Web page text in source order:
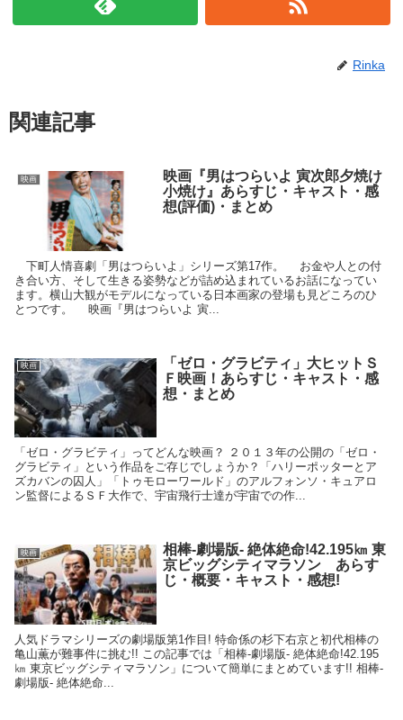
Rinka
関連記事
映画
映画『男はつらいよ 寅次郎夕焼け
小焼け』あらすじ・キャスト・感
想(評価)・まとめ
下町人情喜劇「男はつらいよ」シリーズ第17作。 お金や人との付
き合い方、そして生きる姿勢などが詰め込まれているお話になってい
ます。横山大観がモデルになっている日本画家の登場も見どころのひ
とつです。 映画『男はつらいよ 寅...
映画
「ゼロ・グラビティ」大ヒットＳ
Ｆ映画！あらすじ・キャスト・感
想・まとめ
「ゼロ・グラビティ」ってどんな映画？ ２０１３年の公開の「ゼロ・
グラビティ」という作品をご存じでしょうか？「ハリーポッターとア
ズカバンの囚人」「トゥモローワールド」のアルフォンソ・キュアロ
ン監督によるＳＦ大作で、宇宙飛行士達が宇宙での作...
映画
相棒-劇場版- 絶体絶命!42.195㎞ 東
京ビッグシティマラソン あらす
じ・概要・キャスト・感想!
人気ドラマシリーズの劇場版第1作目! 特命係の杉下右京と初代相棒の
亀山薫が難事件に挑む!! この記事では「相棒-劇場版- 絶体絶命!42.195
㎞ 東京ビッグシティマラソン」について簡単にまとめています!! 相棒-
劇場版- 絶体絶命...